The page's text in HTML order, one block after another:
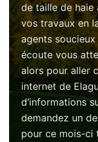
de taille de haie
vos travaux en
agents
écoute vous
alors pour aller
internet de
d’informations
demandez un
pour ce mois-ci